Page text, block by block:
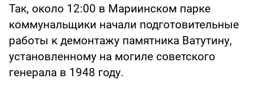
Так, около 12:00 в Мариинском парке
коммунальщики начали подготовительные
работы к демонтажу памятника Ватутину,
установленному на могиле советского
генерала в 1948 году.